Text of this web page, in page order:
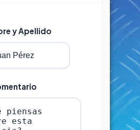
y Apellido